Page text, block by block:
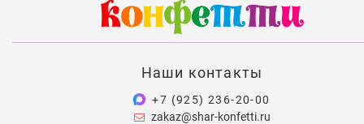
Наши контакты
+7 (925) 236-20-00
zakaz@shar-konfetti.ru